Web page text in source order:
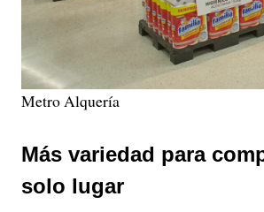
Metro Alquería
Más variedad para
solo lugar